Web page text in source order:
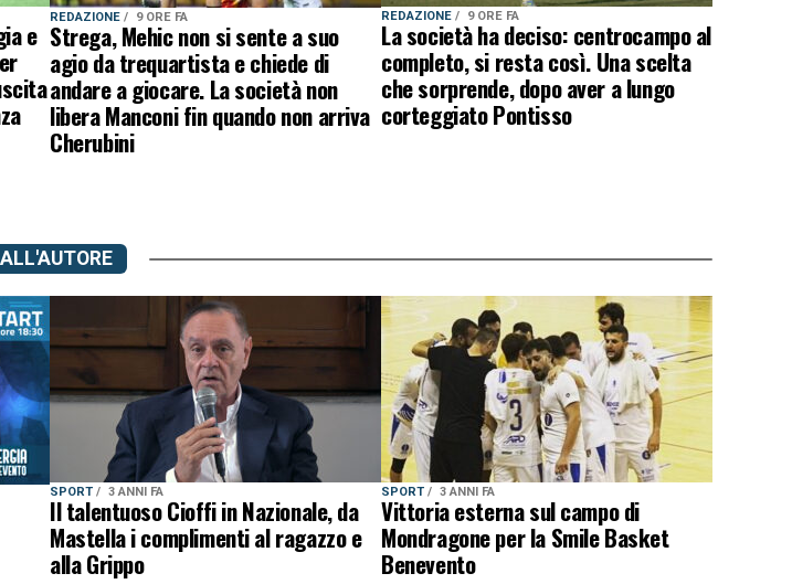
e
REDAZIONE 9 ORE FA
Strega, Mehic non si sente a suo
agio da trequartista e chiede di
andare a giocare. La società non
libera Manconi fin quando non arriva
Cherubini
REDAZIONE 9 ORE FA
La società ha deciso: centrocampo al
completo, si resta così. Una scelta
che sorprende, dopo aver a lungo
corteggiato Pontisso
SPORT 3 ANNI FA
Il talentuoso Cioffi in Nazionale, da
Mastella i complimenti al ragazzo e
alla Grippo
SPORT 3 ANNI FA
Vittoria esterna sul campo di
Mondragone per la Smile Basket
Benevento